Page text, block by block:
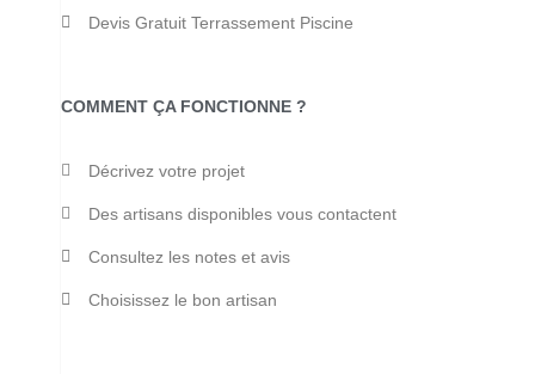
Devis Gratuit Terrassement Piscine
COMMENT ÇA FONCTIONNE ?
Décrivez votre projet
Des artisans disponibles vous contactent
Consultez les notes et avis
Choisissez le bon artisan